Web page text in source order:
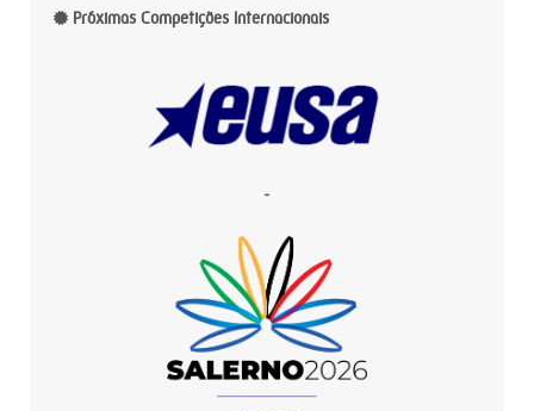
Próximas Competições Internacionais
-